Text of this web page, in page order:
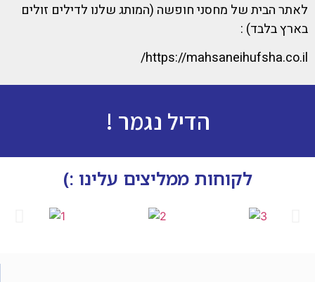
לאתר הבית של מחסני חופשה (המותג שלנו לדילים זולים
בארץ בלבד) :
https://mahsaneihufsha.co.il/
הדיל נגמר !
לקוחות ממליצים עלינו :)